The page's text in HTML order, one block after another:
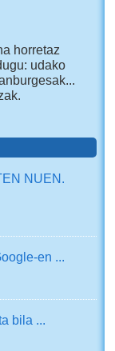
horretaz
udako
NUEN.
en ...
bila ...